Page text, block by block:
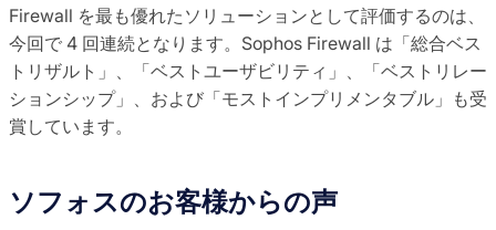
Firewall を最も優れたソリューションとして評価するのは、
今回で 4 回連続となります。Sophos Firewall は「総合ベス
トリザルト」、「ベストユーザビリティ」、「ベストリレー
ションシップ」、および「モストインプリメンタブル」も受
賞しています。
ソフォスのお客様からの声